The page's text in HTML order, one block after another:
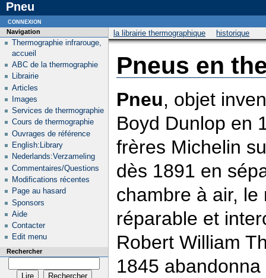
Pneu
la librairie thermographique historique
Pneus en
Pneu, objet
Boyd Dunlop en
frères Michelin
dès 1891 en
chambre à air,
réparable et
Robert William
1845
Navigation
Thermographie infrarouge,
accueil
ABC de la thermographie
Librairie
Articles
Images
Services de thermographie
Cours de thermographie
Ouvrages de référence
English:Library
Nederlands:Verzameling
Commentaires/Questions
Modifications récentes
Page au hasard
Sponsors
Aide
Contacter
Edit menu
Rechercher
connexion